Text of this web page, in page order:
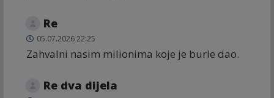
Re
05.07.2026 22:25
Zahvalni nasim milionima koje je burle dao.
Re dva dijela